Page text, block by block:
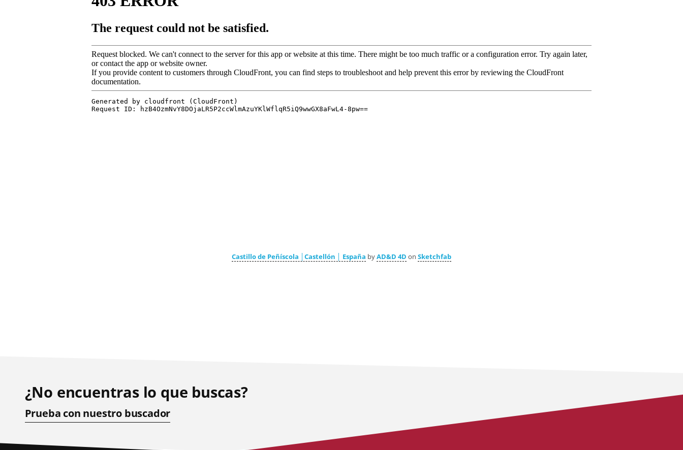
Castillo de Peñíscola │Castellón │ España byAD&D 4D on Sketchfab
¿No encuentras lo que buscas?
Prueba con nuestro buscador